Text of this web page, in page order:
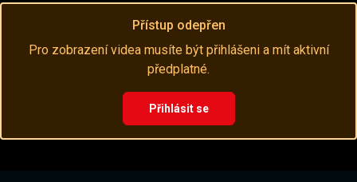
Přístup odepřen
Pro zobrazení videa musíte být přihlášeni a mít aktivní
předplatné.
Přihlásit se